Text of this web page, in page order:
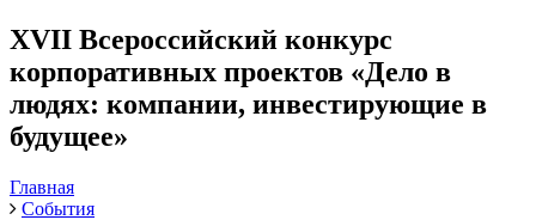
XVII Всероссийский конкурс
корпоративных проектов «Дело в
людях: компании, инвестирующие в
будущее»
Главная
События